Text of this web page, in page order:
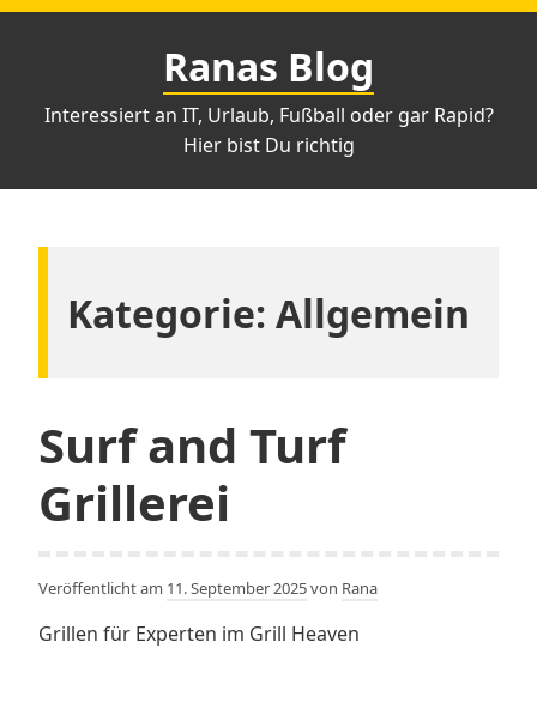
Zum
Ranas Blog
Interessiert an IT, Urlaub, Fußball oder gar Rapid?
Hier bist Du richtig
Kategorie: Allgemein
Surf and Turf
Grillerei
Veröffentlicht am 11. September 2025von Rana
Grillen für Experten im Grill Heaven